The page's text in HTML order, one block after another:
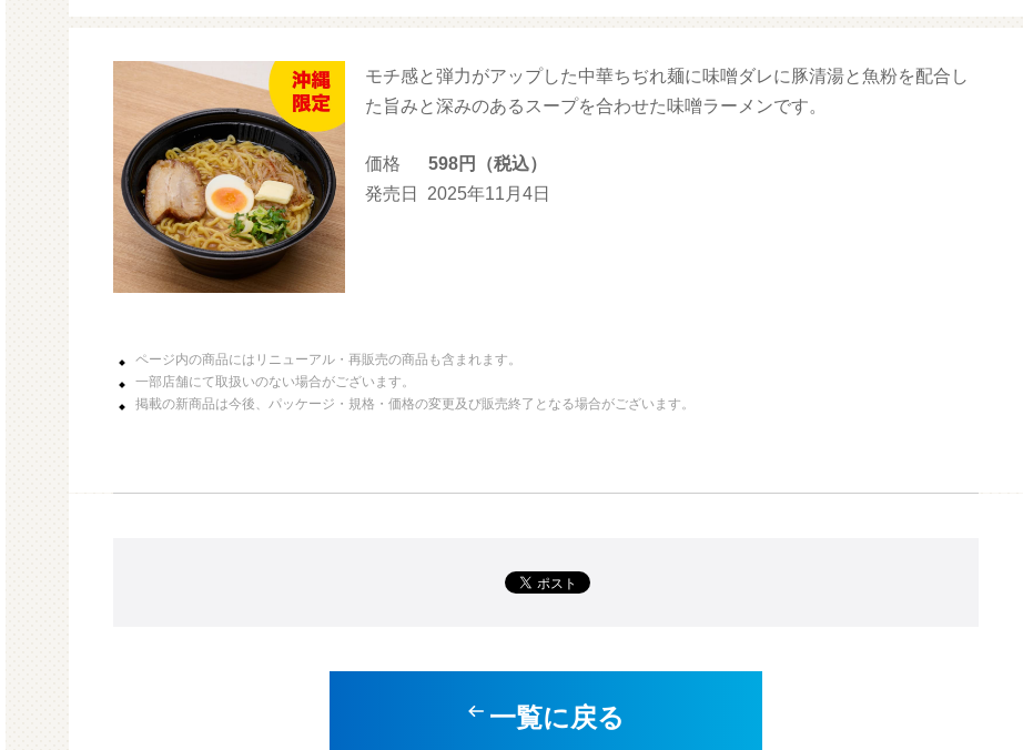
モチ感と弾力がアップした中華ちぢれ麺に味噌ダレに豚清湯と魚粉を配合し
た旨みと深みのあるスープを合わせた味噌ラーメンです。
価格
598円（税込）
発売日
2025年11月4日
ページ内の商品にはリニューアル・再販売の商品も含まれます。
一部店舗にて取扱いのない場合がございます。
掲載の新商品は今後、パッケージ・規格・価格の変更及び販売終了となる場合がございます。
一覧に戻る
モルガサンリオ（プクプクシー
ル）
増量 ファミマ・ザ・クレープ 生
チョコ